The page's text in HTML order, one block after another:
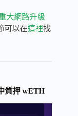
大網路升級
可以在這裡找
質押 wETH